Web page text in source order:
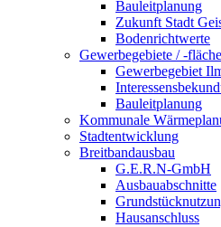
Bauleitplanung
Zukunft Stadt
Bodenrichtwerte
Gewerbegebiete / -
Gewerbegebiet
Bauleitplanung
Kommunale
Stadtentwicklung
Breitbandausbau
G.E.R.N-GmbH
Ausbauabschnitte
Hausanschluss